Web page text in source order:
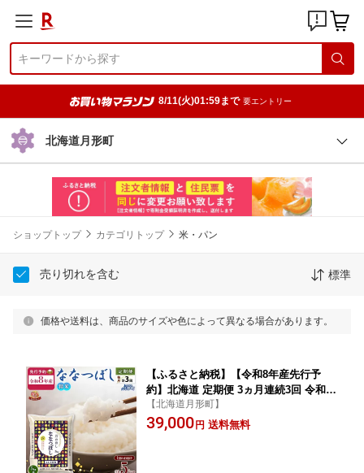
8/11(火)01:59まで 要エントリー
北海道月形町
ショップトップ カテゴリトップ 米・パン
売り切れを含む 標準
価格や送料は、商品のサイズや色によって異なる場合があります。
【ふるさと納税】【令和8年産先行予
約】北海道 定期便 3ヵ月連続3回 令和8
年産 ななつぼし 5kg×1袋 特A レビュー
キャンペーン対象品 精米 米 白米 ご飯
【北海道月形町】
39,000 円 送料無料